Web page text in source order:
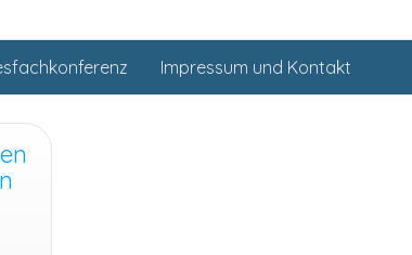
Impressum und Kontakt